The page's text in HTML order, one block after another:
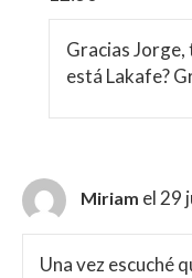
Gracias Jorge,
está Lakafe?
Miriam el 29
Una vez escuché